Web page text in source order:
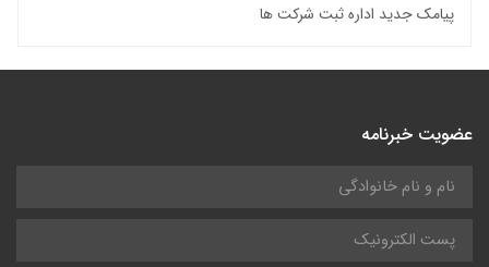
پیامک جدید اداره ثبت شرکت ها
عضویت خبرنامه